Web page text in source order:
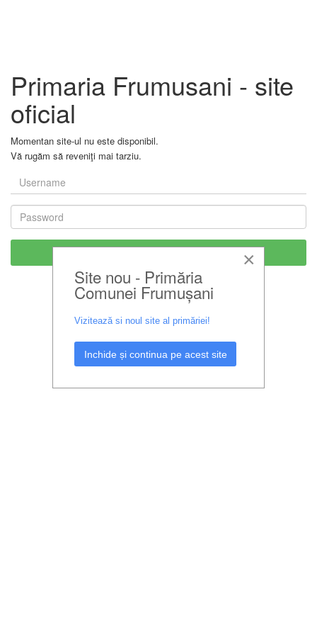
Primaria Frumusani - site
oficial
Momentan site-ul nu este disponibil.
Vă rugăm să reveniţi mai tarziu.
×
Site nou - Primăria
Comunei Frumușani
Vizitează si noul site al primăriei!
Inchide și continua pe acest site